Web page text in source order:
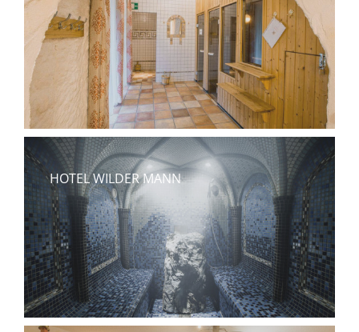
HOTEL WILDER MANN